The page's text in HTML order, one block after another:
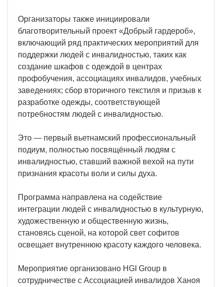
Организаторы также инициировали
благотворительный проект «Добрый гардероб»,
включающий ряд практических мероприятий для
поддержки людей с инвалидностью, таких как
создание шкафов с одеждой в центрах
профобучения, ассоциациях инвалидов, учебных
заведениях; сбор вторичного текстиля и призыв к
разработке одежды, соответствующей
потребностям людей с инвалидностью.
Это — первый вьетнамский профессиональный
подиум, полностью посвящённый людям с
инвалидностью, ставший важной вехой на пути
признания красоты воли и силы духа.
Программа направлена на содействие
интеграции людей с инвалидностью в культурную,
художественную и общественную жизнь,
становясь сценой, на которой свет софитов
освещает внутреннюю красоту каждого человека.
Мероприятие организовано HGI Group в
сотрудничестве с Ассоциацией инвалидов Ханоя